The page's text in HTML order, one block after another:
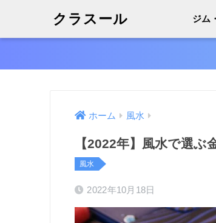
クラスール ジム
ホーム 風水
【2022年】風水で選
風水
2022年10月18日